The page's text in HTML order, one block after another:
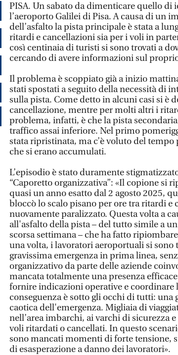
PISA. Un sabato da dimenticare quello di
l’aeroporto Galilei di Pisa. A causa di un
dell’asfalto la pista principale è stata a
ritardi e cancellazioni sia per i voli in
così centinaia di turisti si sono trovati a
cercando di avere informazioni sul
Il problema è scoppiato già a inizio
stati spostati a seguito della necessità di
sulla pista. Come detto in alcuni casi si è
cancellazione, mentre per molti altri i
problema, infatti, è che la pista
traffico assai inferiore. Nel primo
stata ripristinata, ma c’è voluto del
che si erano accumulati.
L’episodio è stato duramente
“Caporetto organizzativa”: «Il copione si
quasi un anno esatto dal 2 agosto 2025,
bloccò lo scalo pisano per ore tra ritardi e
nuovamente paralizzato. Questa volta a
all'asfalto della pista – del tutto simile a
scorsa settimana – che ha fatto
una volta, i lavoratori aeroportuali si sono
gravissima emergenza in prima linea,
organizzativo da parte delle aziende
mancata totalmente una presenza
fornire indicazioni operative e coordinare
conseguenza è sotto gli occhi di tutti:
caotica dell'emergenza. Migliaia di
nell’area imbarchi, ai varchi di sicurezza
voli ritardati o cancellati. In questo
sono mancati momenti di forte tensione,
di esasperazione a danno dei lavoratori».